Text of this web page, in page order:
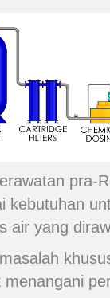
pra-
kebutuhan
air yang